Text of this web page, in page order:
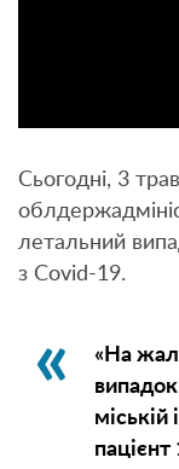
Сьогодні, 3
летальний
з Covid-19.
«На
міській